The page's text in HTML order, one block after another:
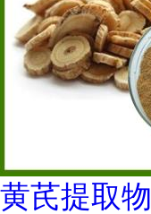
黄芪提取物